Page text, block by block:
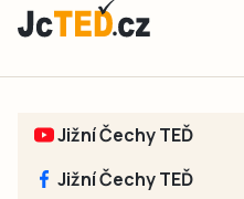
Jižní Čechy TEĎ
Jižní Čechy TEĎ